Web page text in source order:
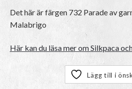
Det här är färgen 732 Parade av
Malabrigo
Här kan du läsa mer om Silkpaca
Lägg till i